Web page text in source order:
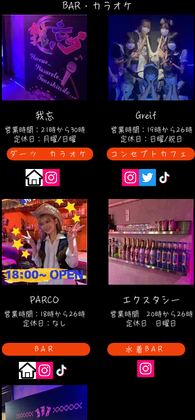
​BAR・カラオケ
水着BAR
ダーツ カラオケ
我忘
営業時間：21時から30時
定休日：月曜/日曜
Greif
営業時間：19時から26時
定休日：日曜/祝日
PARCO
営業時間：18時から26時
定休日：なし
エクスタシー
営業時間 20時から26時
定休日 日曜日
コンセプトカフェ
BAR